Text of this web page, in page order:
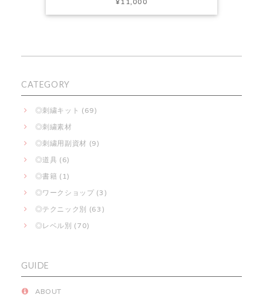
CATEGORY
◎刺繍キット (69)
◎刺繍素材
◎刺繍用副資材 (9)
◎道具 (6)
◎書籍 (1)
◎ワークショップ (3)
◎テクニック別 (63)
◎レベル別 (70)
GUIDE
ABOUT